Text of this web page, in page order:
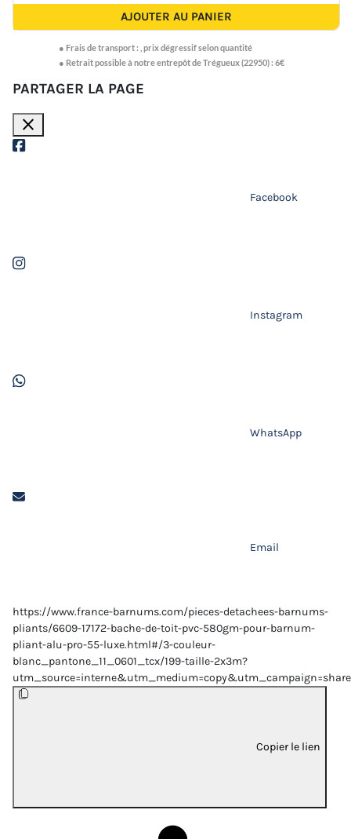
AJOUTER AU PANIER
● Frais de transport : prix dégressif selon quantité
● Retrait possible à notre entrepôt de Trégueux (22950) : 6€
PARTAGER LA PAGE
close
Facebook
Instagram
WhatsApp
Email
https://www.france-barnums.com/pieces-detachees-barnums-
pliants/6609-17172-bache-de-toit-pvc-580gm-pour-barnum-
pliant-alu-pro-55-luxe.html#/3-couleur-
blanc_pantone_11_0601_tcx/199-taille-2x3m?
Copier le lien